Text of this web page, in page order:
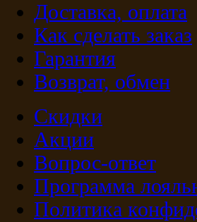
Доставка, оплата
Как сделать заказ
Гарантия
Возврат, обмен
Скидки
Акции
Вопрос-ответ
Программа
Политика